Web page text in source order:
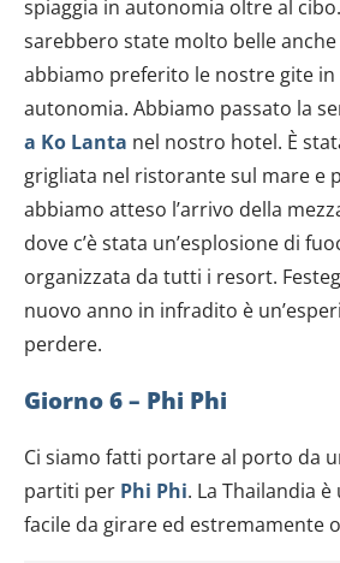
Utilizziamo i cookie per
annunci, per fornire funzionalità dei
analizzare il nostro traffico.
informazioni sul modo in cui utilizzi
nostri partner che si occupano di
pubblicità e social media, i quali
con altre informazioni che hai fornito
raccolto dal tuo utilizzo dei loro
spiaggia in autonomia oltre al
sarebbero state molto belle anche
abbiamo preferito le nostre gite
autonomia. Abbiamo passato la
a Ko Lanta nel nostro hotel. È
grigliata nel ristorante sul mare e
abbiamo atteso l’arrivo della
dove c’è stata un’esplosione di
organizzata da tutti i resort.
nuovo anno in infradito è
perdere.
Giorno 6 – Phi Phi
Ci siamo fatti portare al porto da
partiti per Phi Phi. La Thailandia
facile da girare ed estremamente